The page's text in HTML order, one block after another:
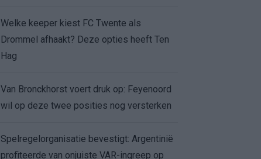
Welke keeper kiest FC Twente als
Drommel afhaakt? Deze opties heeft Ten
Hag
Van Bronckhorst voert druk op: Feyenoord
wil op deze twee posities nog versterken
Spelregelorganisatie bevestigt: Argentinië
profiteerde van onjuiste VAR-ingreep op